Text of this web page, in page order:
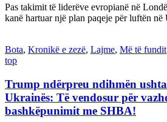
Pas takimit të liderëve evropianë në
kanë hartuar një plan paqeje për luftën
Bota, Kronikë e zezë, Lajme, Më të fundit
top
Trump ndërpreu ndihmën
Ukrainës: Të vendosur për
bashkëpunimit me SHBA!